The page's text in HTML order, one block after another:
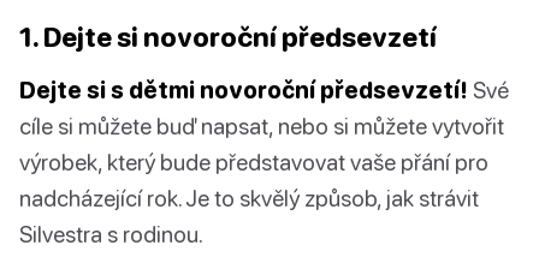
1. Dejte si novoroční předsevzetí
Dejte si s dětmi novoroční předsevzetí! Své
cíle si můžete buď napsat, nebo si můžete vytvořit
výrobek, který bude představovat vaše přání pro
nadcházející rok. Je to skvělý způsob, jak strávit
Silvestra s rodinou.